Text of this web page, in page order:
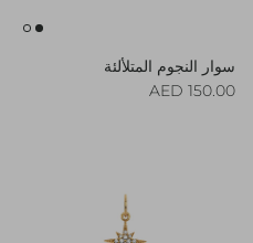
سوار النجوم المتلألئة
Regular price
150.00 AED